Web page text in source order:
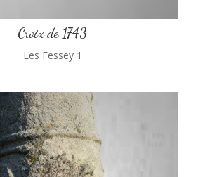
Croix de 1743
Les Fessey 1